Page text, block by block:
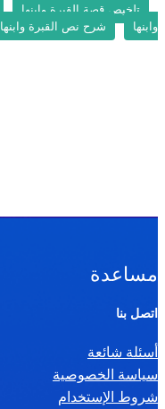
تلخيص قصة القبرة وابنها
وابنها
شرح نص القبرة وابنها
مساعدة
اتصل بنا
أسئلة شائعة
سياسة الخصوصية
شروط الإستخدام